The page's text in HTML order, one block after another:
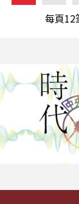
每頁12